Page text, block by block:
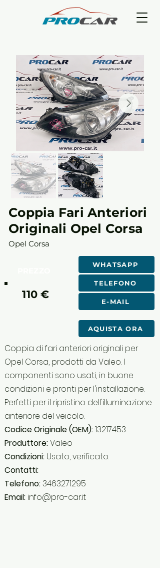
Coppia Fari Anteriori
Originali Opel Corsa
Opel Corsa
110 €
WHATSAPP
TELEFONO
E-MAIL
AQUISTA ORA
Coppia di fari anteriori originali per
Opel Corsa, prodotti da Valeo. I
componenti sono usati, in buone
condizioni e pronti per l'installazione.
Perfetti per il ripristino dell'illuminazione
anteriore del veicolo.
Codice Originale (OEM):13217453
Produttore:Valeo
Condizioni: Usato, verificato.
Contatti:
Telefono:3463271295
Email: info@pro-car.it